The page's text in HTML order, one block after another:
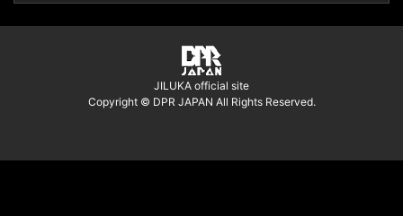
JILUKA official site
Copyright © DPR JAPAN All Rights Reserved.